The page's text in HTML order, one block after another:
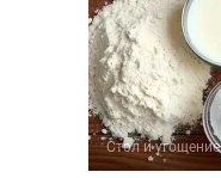
Стол и угощение